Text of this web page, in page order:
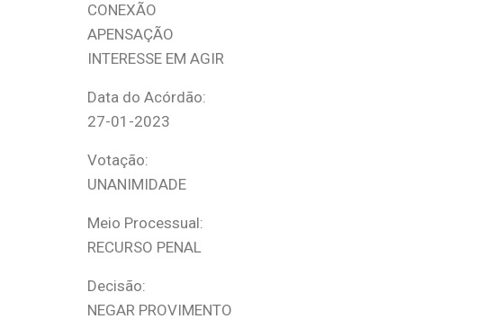
CONEXÃO
APENSAÇÃO
INTERESSE EM AGIR
Data do Acórdão:
27-01-2023
Votação:
UNANIMIDADE
Meio Processual:
RECURSO PENAL
Decisão:
NEGAR PROVIMENTO